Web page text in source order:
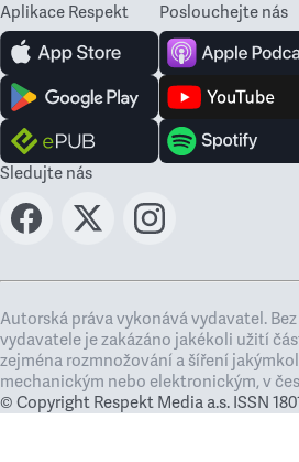
Aplikace Respekt Poslouchejte nás
Sledujte nás
Autorská práva vykonává vydavatel.
vydavatele je zakázáno jakékoli užití
zejména rozmnožování a šíření
mechanickým nebo elektronickým, v
© Copyright Respekt Media a.s. ISSN